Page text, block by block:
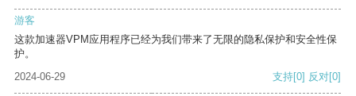
游客
这款加速器VPM应用程序已经为我们带来了无限的隐私保护和安全性保
护。
2024-06-29
支持[0] 反对[0]